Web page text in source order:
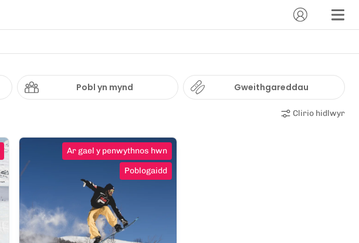
Pobl yn mynd Gweithgareddau
Clirio hidlwyr
Ar gael y penwythnos hwn
Poblogaidd